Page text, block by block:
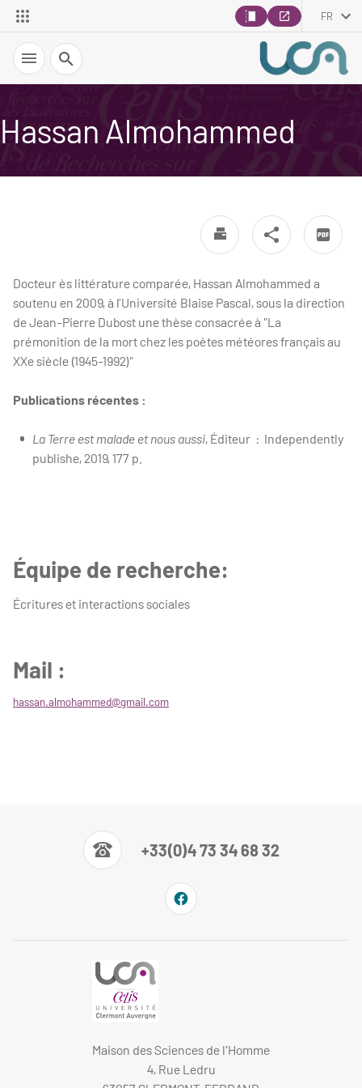
FR
Recherche
Hassan Almohammed
Docteur ès littérature comparée, Hassan Almohammed a
soutenu en 2009, à l’Université Blaise Pascal, sous la direction
de Jean-Pierre Dubost une thèse consacrée à "La
prémonition de la mort chez les poètes météores français au
XXe siècle (1945-1992)"
Publications récentes :
La Terre est malade et nous aussi, Éditeur ‏ : ‎ Independently
publishe, 2019, 177 p.
Équipe de recherche:
Écritures et interactions sociales
Mail :
hassan.almohammed@gmail.com
+33(0)4 73 34 68 32
Maison des Sciences de l'Homme
4, Rue Ledru